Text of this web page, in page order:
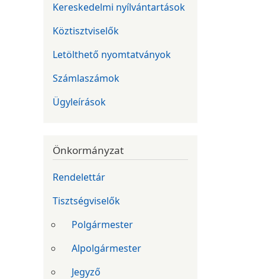
Kereskedelmi nyílvántartások
Köztisztviselők
Letölthető nyomtatványok
Számlaszámok
Ügyleírások
Önkormányzat
Rendelettár
Tisztségviselők
Polgármester
Alpolgármester
Jegyző